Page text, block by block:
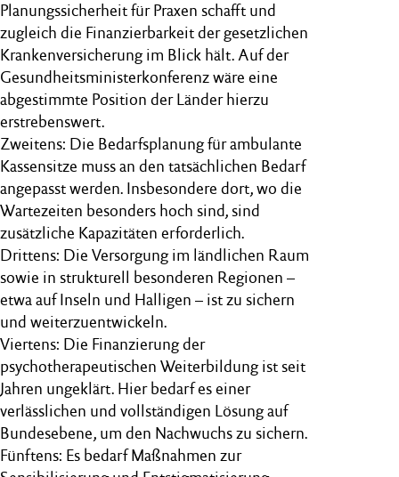
Planungssicherheit für Praxen schafft und
zugleich die Finanzierbarkeit der gesetzlichen
Krankenversicherung im Blick hält. Auf der
Gesundheitsministerkonferenz wäre eine
abgestimmte Position der Länder hierzu
erstrebenswert.
Zweitens: Die Bedarfsplanung für ambulante
Kassensitze muss an den tatsächlichen Bedarf
angepasst werden. Insbesondere dort, wo die
Wartezeiten besonders hoch sind, sind
zusätzliche Kapazitäten erforderlich.
Drittens: Die Versorgung im ländlichen Raum
sowie in strukturell besonderen Regionen –
etwa auf Inseln und Halligen – ist zu sichern
und weiterzuentwickeln.
Viertens: Die Finanzierung der
psychotherapeutischen Weiterbildung ist seit
Jahren ungeklärt. Hier bedarf es einer
verlässlichen und vollständigen Lösung auf
Bundesebene, um den Nachwuchs zu sichern.
Fünftens: Es bedarf Maßnahmen zur